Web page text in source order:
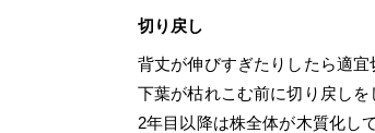
切り戻し
背丈が伸びすぎたりしたら適宜
下葉が枯れこむ前に切り戻しを
2年目以降は株全体が木質化し